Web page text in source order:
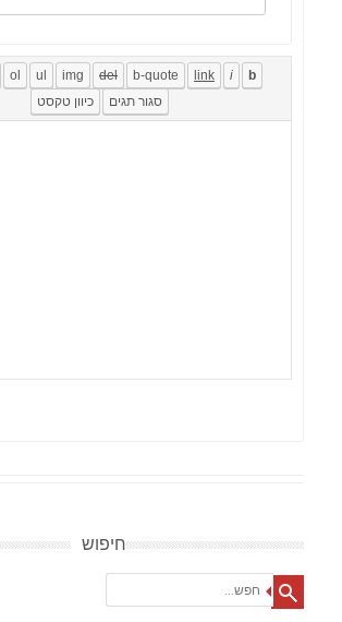
חיפוש